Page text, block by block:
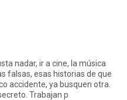
nadar, ir a cine, la música
falsas, esas historias de que
accidente, ya busquen otra.
Trabajan p